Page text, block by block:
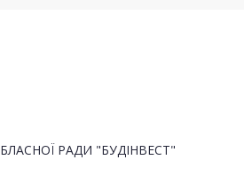
РАДИ "БУДІНВЕСТ"